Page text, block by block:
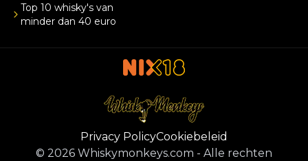
Top 10 whisky's van
minder dan 40 euro
Privacy PolicyCookiebeleid
© 2026 Whiskymonkeys.com - Alle rechten